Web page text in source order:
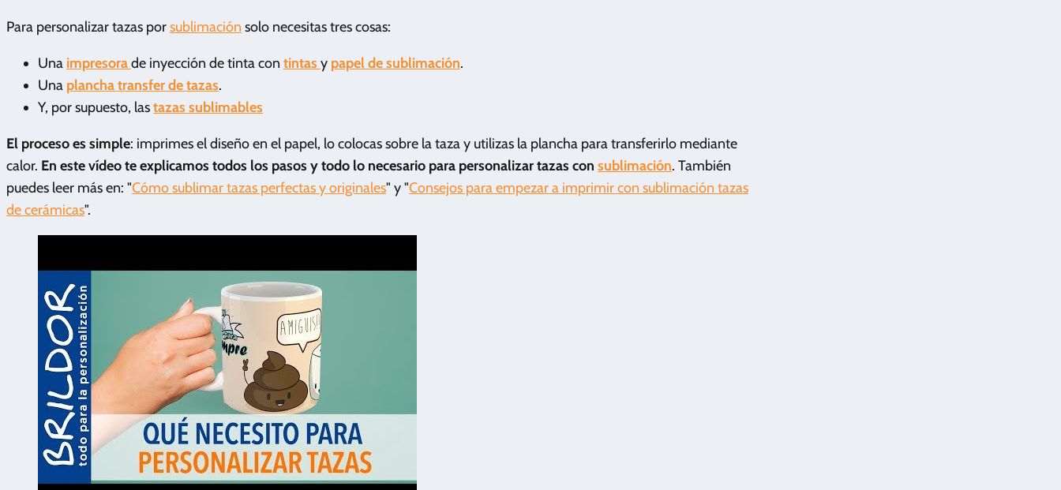
Para personalizar tazas porsublimación solo necesitas tres cosas:
Una impresorade inyección de tinta con tintas y papel de sublimación.
Una plancha transfer de tazas.
Y, por supuesto, lastazas sublimables
El proceso es simple: imprimes el diseño en el papel, lo colocas sobre la taza y utilizas la plancha para transferirlo mediante
calor. En este vídeo te explicamos todos los pasos y todo lo necesario para personalizar tazas con sublimación. También
puedes leer más en: "Cómo sublimar tazas perfectas y originales" y "Consejos para empezar a imprimir con sublimación tazas
de cerámicas".